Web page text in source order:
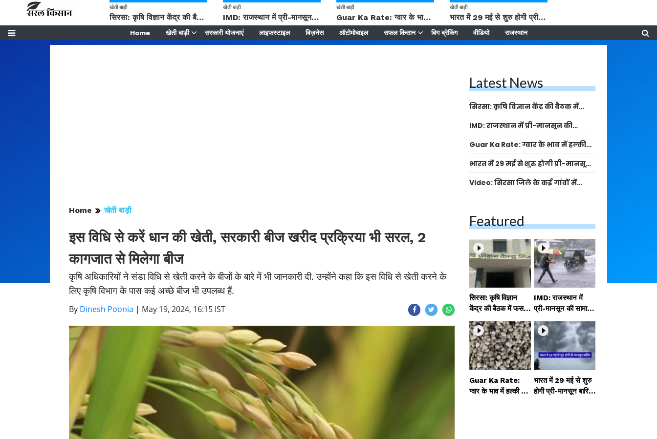
खेती बाड़ी
सिरसा: कृषि विज्ञान केंद्र की बैठक में फसल बीमा विधि कारण व कृषि उद्यमिता बढ़ावा देने पर चर्चा
खेती बाड़ी
IMD: राजस्थान में प्री-मानसून की सामान्य से 74% अधिक बारिश, दस्तक में देरी और मानसून कमजोर रहेगा
खेती बाड़ी
Guar Ka Rate: ग्वार के भाव में हल्की बढ़ोतरी, बढ़ सकता है बुवाई का रकबा
खेती बाड़ी
भारत में 29 मई से शुरु होगी प्री-मानसून बारिश, ECMWF विदेशी मौसम एजेंसी का पूर्वानुमान
Home खेती बाड़ी सरकारी योजनाएं लाइफस्टाइल बिज़नेस ऑटोमोबाइल सफल किसान बिग ब्रेकिंग वीडियो राजस्थान
Home खेती बाड़ी
इस विधि से करें धान की खेती, सरकारी बीज खरीद प्रक्रिया भी सरल, 2
कागजात से मिलेगा बीज
कृषि अधिकारियों ने संडा विधि से खेती करने के बीजों के बारे में भी जानकारी दी. उन्होंने कहा कि इस विधि से खेती करने के
लिए कृषि विभाग के पास कई अच्छे बीज भी उपलब्ध हैं.
By Dinesh Poonia | May 19, 2024, 16:15 IST
Latest News
सिरसा: कृषि विज्ञान केंद्र की बैठक में
फसल बीमा विधि कारण व कृषि उद्यमिता
बढ़ावा देने पर चर्चा
IMD: राजस्थान में प्री-मानसून की
सामान्य से 74% अधिक बारिश, दस्तक में
देरी और मानसून कमजोर रहेगा
Guar Ka Rate: ग्वार के भाव में हल्की
बढ़ोतरी, बढ़ सकता है बुवाई का रकबा
भारत में 29 मई से शुरु होगी प्री-मानसून
बारिश, ECMWF विदेशी मौसम एजेंसी का
पूर्वानुमान
Video: सिरसा जिले के कई गांवों में
Featured
सिरसा: कृषि विज्ञान
केंद्र की बैठक में फसल
बीमा विधि कारण व कृषि
उद्यमिता बढ़ावा देने पर च
र्चा
IMD: राजस्थान में
प्री-मानसून की सामान्य
से 74% अधिक बारिश,
दस्तक में देरी और मान
सून कमजोर रहेगा
Guar Ka Rate:
ग्वार के भाव में हल्की ब
भारत में 29 मई से शुरु
होगी प्री-मानसून बारिश,